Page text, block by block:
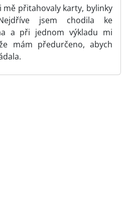
mě přitahovaly karty, bylinky
jsem chodila ke
a při jednom výkladu mi
mám předurčeno, abych